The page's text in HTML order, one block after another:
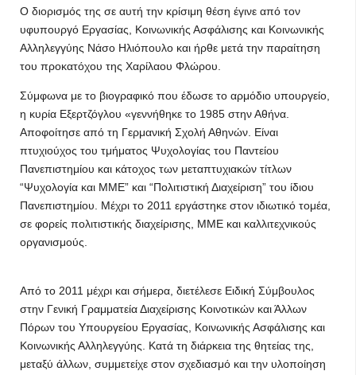
Ο διορισμός της σε αυτή την κρίσιμη θέση έγινε από τον
υφυπουργό Εργασίας, Κοινωνικής Ασφάλισης και Κοινωνικής
Αλληλεγγύης Νάσο Ηλιόπουλο και ήρθε μετά την παραίτηση
του προκατόχου της Χαρίλαου Φλώρου.
Σύμφωνα με το βιογραφικό που έδωσε το αρμόδιο υπουργείο,
η κυρία Εξερτζόγλου «γεννήθηκε το 1985 στην Αθήνα.
Αποφοίτησε από τη Γερμανική Σχολή Αθηνών. Είναι
πτυχιούχος του τμήματος Ψυχολογίας του Παντείου
Πανεπιστημίου και κάτοχος των μεταπτυχιακών τίτλων
“Ψυχολογία και ΜΜΕ” και “Πολιτιστική Διαχείριση” του ίδιου
Πανεπιστημίου. Μέχρι το 2011 εργάστηκε στον ιδιωτικό τομέα,
σε φορείς πολιτιστικής διαχείρισης, ΜΜΕ και καλλιτεχνικούς
οργανισμούς.
Από το 2011 μέχρι και σήμερα, διετέλεσε Ειδική Σύμβουλος
στην Γενική Γραμματεία Διαχείρισης Κοινοτικών και Άλλων
Πόρων του Υπουργείου Εργασίας, Κοινωνικής Ασφάλισης και
Κοινωνικής Αλληλεγγύης. Κατά τη διάρκεια της θητείας της,
μεταξύ άλλων, συμμετείχε στον σχεδιασμό και την υλοποίηση